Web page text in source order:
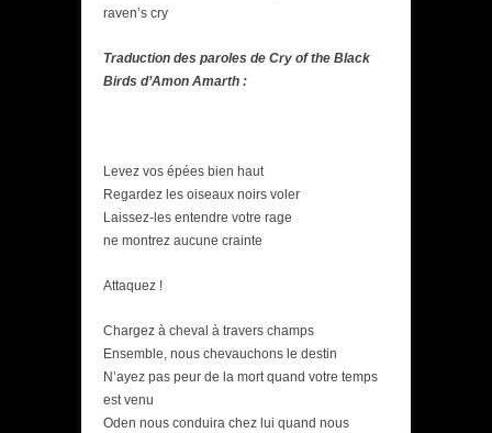
raven’s cry
Traduction des paroles de Cry of the Black
Birds d’Amon Amarth :
Levez vos épées bien haut
Regardez les oiseaux noirs voler
Laissez-les entendre votre rage
ne montrez aucune crainte
Attaquez !
Chargez à cheval à travers champs
Ensemble, nous chevauchons le destin
N’ayez pas peur de la mort quand votre temps
est venu
Oden nous conduira chez lui quand nous